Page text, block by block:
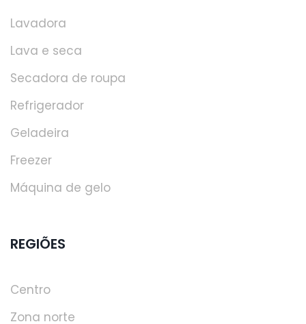
Lavadora
Lava e seca
Secadora de roupa
Refrigerador
Geladeira
Freezer
Máquina de gelo
REGIÕES
Centro
Zona norte